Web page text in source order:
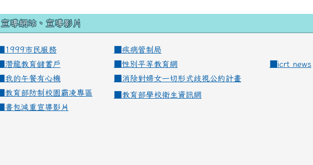
宣導網站、宣導影片
■1999市民服務 疾病管制局
潛龍教育儲蓄戶 性別平等教育網 icrt news
我的午餐有心機
消除對婦女一切形式歧視公約計畫
教育部防制校園霸凌專區
教育部學校衛生資訊網
書包減重宣導影片